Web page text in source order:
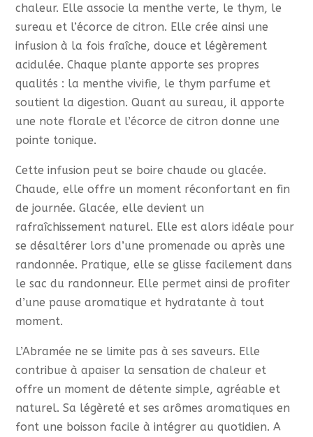
chaleur. Elle associe la menthe verte, le thym, le
sureau et l’écorce de citron. Elle crée ainsi une
infusion à la fois fraîche, douce et légèrement
acidulée. Chaque plante apporte ses propres
qualités : la menthe vivifie, le thym parfume et
soutient la digestion. Quant au sureau, il apporte
une note florale et l’écorce de citron donne une
pointe tonique.
Cette infusion peut se boire chaude ou glacée.
Chaude, elle offre un moment réconfortant en fin
de journée. Glacée, elle devient un
rafraîchissement naturel. Elle est alors idéale pour
se désaltérer lors d’une promenade ou après une
randonnée. Pratique, elle se glisse facilement dans
le sac du randonneur. Elle permet ainsi de profiter
d’une pause aromatique et hydratante à tout
moment.
L’Abramée ne se limite pas à ses saveurs. Elle
contribue à apaiser la sensation de chaleur et
offre un moment de détente simple, agréable et
naturel. Sa légèreté et ses arômes aromatiques en
font une boisson facile à intégrer au quotidien. A